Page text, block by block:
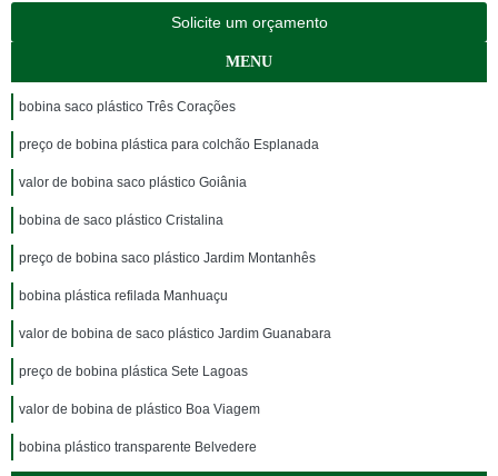
Solicite um orçamento
MENU
bobina saco plástico Três Corações
preço de bobina plástica para colchão Esplanada
valor de bobina saco plástico Goiânia
bobina de saco plástico Cristalina
preço de bobina saco plástico Jardim Montanhês
bobina plástica refilada Manhuaçu
valor de bobina de saco plástico Jardim Guanabara
preço de bobina plástica Sete Lagoas
valor de bobina de plástico Boa Viagem
bobina plástico transparente Belvedere